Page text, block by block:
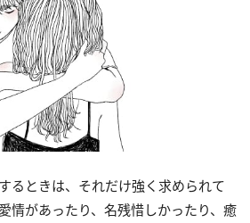
るときは、それだけ強く求められて
情があったり、名残惜しかったり、癒